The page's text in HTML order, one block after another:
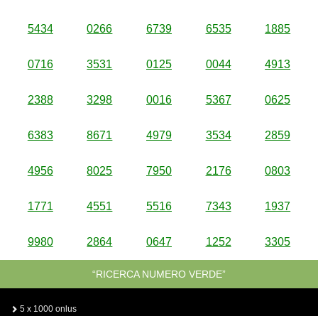
5434 0266 6739 6535 1885
0716 3531 0125 0044 4913
2388 3298 0016 5367 0625
6383 8671 4979 3534 2859
4956 8025 7950 2176 0803
1771 4551 5516 7343 1937
9980 2864 0647 1252 3305
“RICERCA NUMERO VERDE”
5 x 1000 onlus